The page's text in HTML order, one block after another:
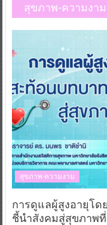
สุขภาพ-ความงาม
สุขภาพ-ความงาม
การดูแลผู้สูงอายุโ
ชี้นำสังคมสู่สุขภาพ